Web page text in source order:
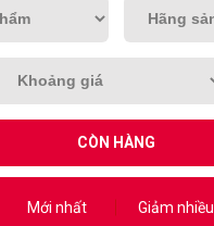
CÒN HÀNG
Mới nhất Giảm nhiều